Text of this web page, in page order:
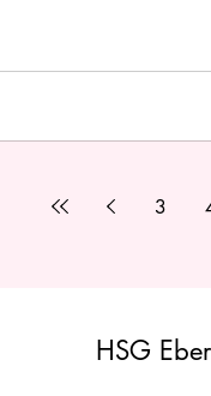
3
HSG